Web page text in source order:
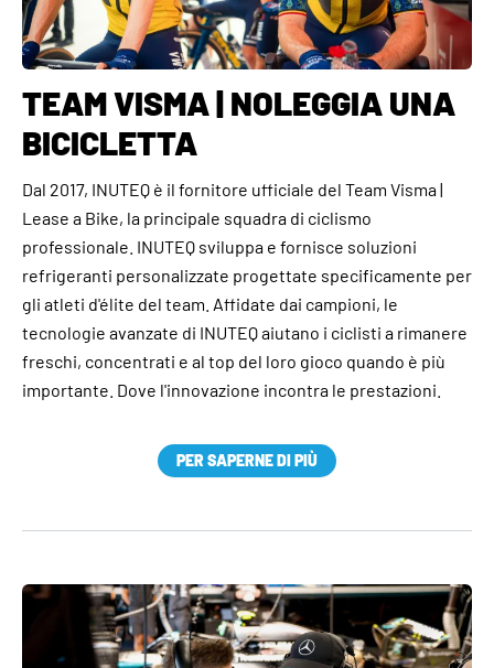
TEAM VISMA | NOLEGGIA UNA
BICICLETTA
Dal 2017, INUTEQ è il fornitore ufficiale del Team Visma |
Lease a Bike, la principale squadra di ciclismo
professionale. INUTEQ sviluppa e fornisce soluzioni
refrigeranti personalizzate progettate specificamente per
gli atleti d'élite del team. Affidate dai campioni, le
tecnologie avanzate di INUTEQ aiutano i ciclisti a rimanere
freschi, concentrati e al top del loro gioco quando è più
importante. Dove l'innovazione incontra le prestazioni.
PER SAPERNE DI PIÙ